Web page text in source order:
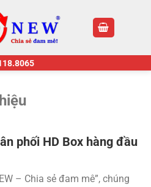
phối HD Box hàng đầu
– Chia sẻ đam mê”, chúng